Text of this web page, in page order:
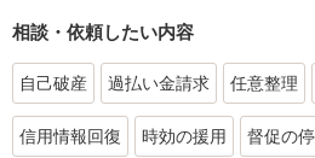
相談・依頼したい内容
自己破産 過払い金請求 任意整理
信用情報回復 時効の援用 督促の